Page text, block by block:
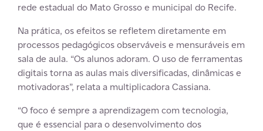
rede estadual do Mato Grosso e municipal do Recife.
Na prática, os efeitos se refletem diretamente em
processos pedagógicos observáveis e mensuráveis em
sala de aula. “Os alunos adoram. O uso de ferramentas
digitais torna as aulas mais diversificadas, dinâmicas e
motivadoras”, relata a multiplicadora Cassiana.
“O foco é sempre a aprendizagem com tecnologia,
que é essencial para o desenvolvimento dos